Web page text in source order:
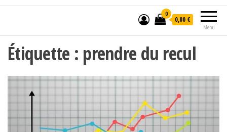
Menu
0
0,00 €
Étiquette : prendre du recul